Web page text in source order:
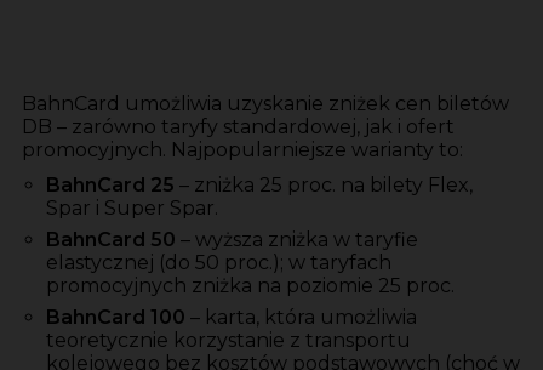
BahnCard umożliwia uzyskanie zniżek cen biletów
DB – zarówno taryfy standardowej, jak i ofert
promocyjnych. Najpopularniejsze warianty to:
BahnCard 25 – zniżka 25 proc. na bilety Flex,
Spar i Super Spar.
BahnCard 50 – wyższa zniżka w taryfie
elastycznej (do 50 proc.); w taryfach
promocyjnych zniżka na poziomie 25 proc.
BahnCard 100 – karta, która umożliwia
teoretycznie korzystanie z transportu
kolejowego bez kosztów podstawowych (choć w